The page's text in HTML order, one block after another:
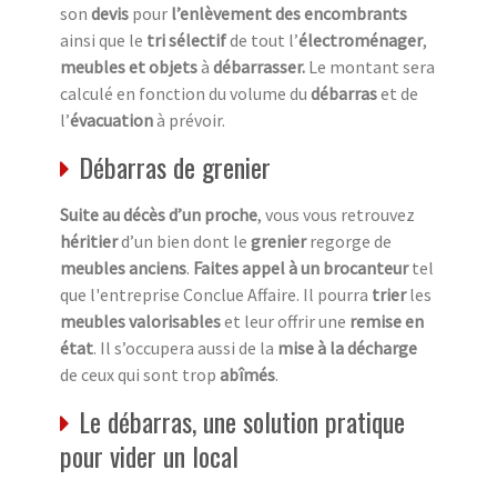
son devis pour l’enlèvement des encombrants
ainsi que le tri sélectifde tout l’électroménager,
meubles et objetsà débarrasser. Le montant sera
calculé en fonction du volume du débarraset de
l’évacuationà prévoir.
Débarras de grenier
Suite au décès d’un proche, vous vous retrouvez
héritierd’un bien dont le grenierregorge de
meubles anciens. Faites appel à un brocanteurtel
que l'entreprise Conclue Affaire. Il pourra trierles
meubles valorisableset leur offrir une remise en
état. Il s’occupera aussi de la mise à la décharge
de ceux qui sont trop abîmés.
Le débarras, une solution pratique
pour vider un local